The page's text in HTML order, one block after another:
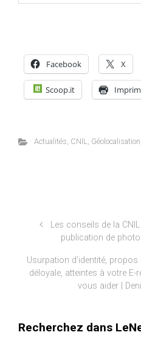
Facebook X
Scoop.it
Actualités, CNIL, Géolocalisation
Les conseils de la
publication de
Usurpation d’identité,
déloyale, atteintes à votre
vous aider |
Recherchez dans